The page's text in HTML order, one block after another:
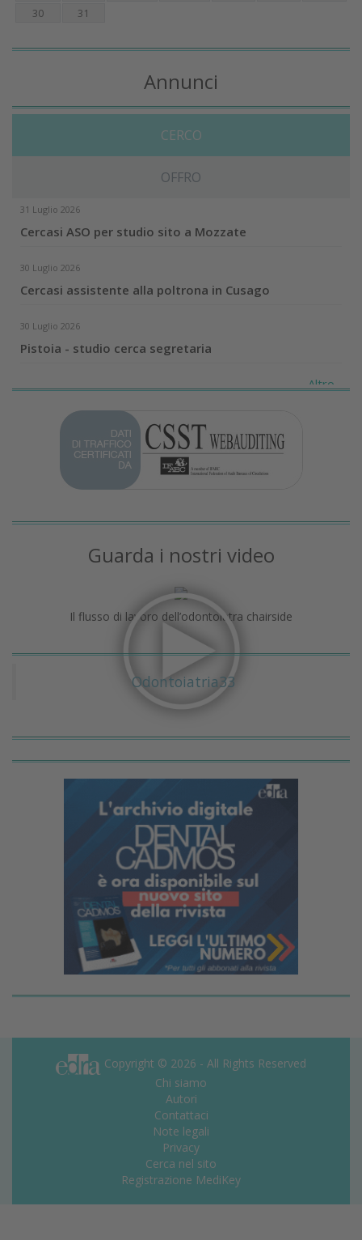
30
31
Annunci
CERCO
OFFRO
31 Luglio 2026
Cercasi ASO per studio sito a Mozzate
30 Luglio 2026
Cercasi assistente alla poltrona in Cusago
30 Luglio 2026
Pistoia - studio cerca segretaria
Altro...
Guarda i nostri video
Il flusso di lavoro dell’odontoiatra chairside
Odontoiatria33
Copyright © 2026 - All Rights Reserved
Chi siamo
Autori
Contattaci
Note legali
Privacy
Cerca nel sito
Registrazione MediKey